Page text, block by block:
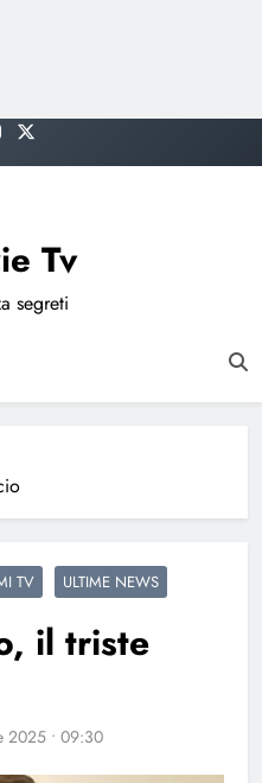
Tv
segreti
TV ULTIME NEWS
il triste
2025 • 09:30